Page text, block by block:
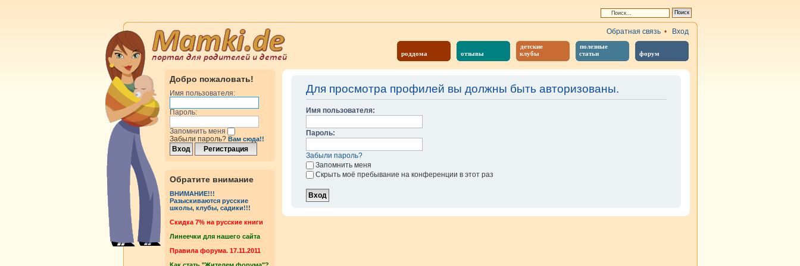
роддома отзывы
детские
клубы
полезные
статьи
форум
Обратная связь • Вход
Добро пожаловать!
Имя пользователя:
Пароль:
Запомнить меня
Забыли пароль? Вам сюда!!
Обратите внимание
ВНИМАНИЕ!!!
Разыскиваются русские
школы, клубы, садики!!!
Cкидка 7% на русские книги
Линеечки для нашего сайта
Правила форума. 17.11.2011
Для просмотра профилей вы должны быть авторизованы.
Имя пользователя:
Пароль:
Забыли пароль?
Запомнить меня
Скрыть моё пребывание на конференции в этот раз